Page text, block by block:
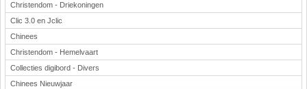
Christendom - Driekoningen
Clic 3.0 en Jclic
Chinees
Christendom - Hemelvaart
Collecties digibord - Divers
Chinees Nieuwjaar